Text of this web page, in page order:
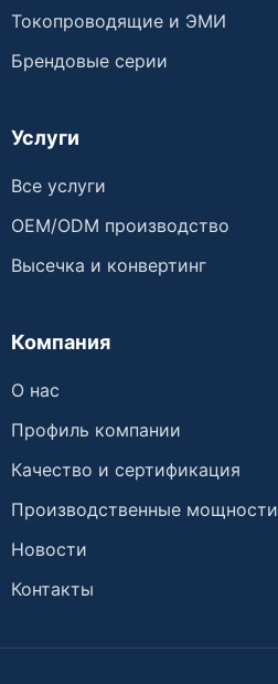
Токопроводящие и ЭМИ
Брендовые серии
Услуги
Все услуги
OEM/ODM производство
Высечка и конвертинг
Компания
О нас
Профиль компании
Качество и сертификация
Производственные мощности
Новости
Контакты